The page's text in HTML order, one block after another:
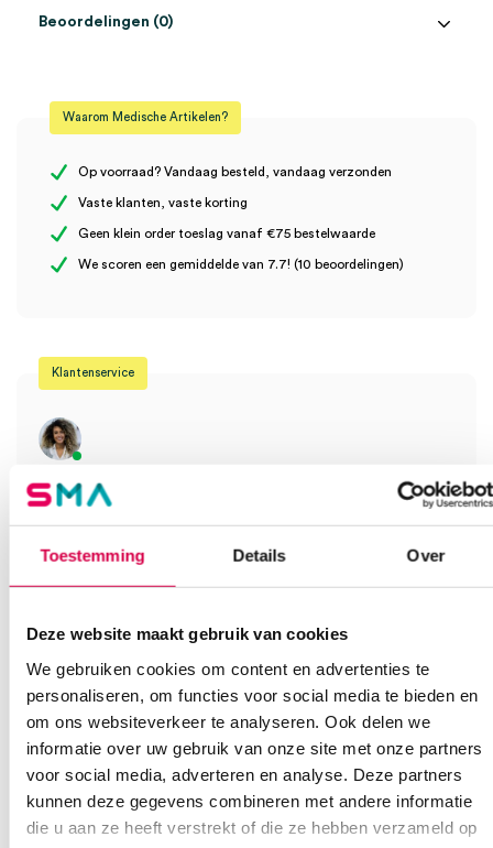
Toestemming Details Over
Deze website maakt gebruik van cookies
We gebruiken cookies om content en advertenties te
personaliseren, om functies voor social media te bieden en
om ons websiteverkeer te analyseren. Ook delen we
informatie over uw gebruik van onze site met onze partners
voor social media, adverteren en analyse. Deze partners
kunnen deze gegevens combineren met andere informatie
die u aan ze heeft verstrekt of die ze hebben verzameld op
Steriel onsteriel
Uitvoering
Beoordelingen (0)
Er zijn nog geen beoordelingen.
190mm x 300mm, zonder vouwrand (200)” te beoordelen
Waarom Medische Artikelen?
Op voorraad? Vandaag besteld, vandaag verzonden
Vaste klanten, vaste korting
Geen klein order toeslag vanaf €75 bestelwaarde
We scoren een gemiddelde van 7.7! (10 beoordelingen)
Klantenservice
Heb je een vraag?
Vind je antwoord snel en makkelijk op onze klantenservice pagina.
Of contacteer ons via een van de onderstaande opties.
08:30 tot 17:00